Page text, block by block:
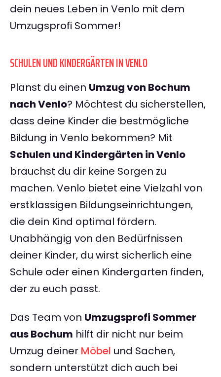
dein neues Leben in Venlo mit dem
Umzugsprofi Sommer!
SCHULEN UND KINDERGÄRTEN IN VENLO
Planst du einen Umzug von Bochum
nach Venlo? Möchtest du sicherstellen,
dass deine Kinder die bestmögliche
Bildung in Venlo bekommen? Mit
Schulen und Kindergärten in Venlo
brauchst du dir keine Sorgen zu
machen. Venlo bietet eine Vielzahl von
erstklassigen Bildungseinrichtungen,
die dein Kind optimal fördern.
Unabhängig von den Bedürfnissen
deiner Kinder, du wirst sicherlich eine
Schule oder einen Kindergarten finden,
der zu euch passt.
Das Team von Umzugsprofi Sommer
aus Bochum hilft dir nicht nur beim
Umzug deiner Möbel und Sachen,
sondern unterstützt dich auch bei